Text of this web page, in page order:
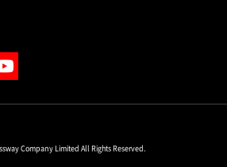
Company Limited All Rights Reserved.